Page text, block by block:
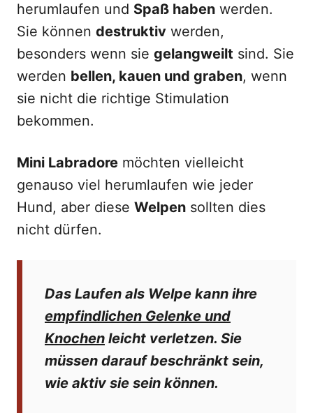
herumlaufen und Spaß haben werden.
Sie können destruktiv werden,
besonders wenn sie gelangweilt sind. Sie
werden bellen, kauen und graben, wenn
sie nicht die richtige Stimulation
bekommen.
Mini Labradore möchten vielleicht
genauso viel herumlaufen wie jeder
Hund, aber diese Welpen sollten dies
nicht dürfen.
Das Laufen als Welpe kann ihre
empfindlichen Gelenke und
Knochen leicht verletzen. Sie
müssen darauf beschränkt sein,
wie aktiv sie sein können.